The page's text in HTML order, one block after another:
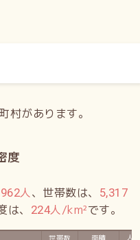
村があります。
度
人、世帯数は、 5,317
、 224人/km²です。
世帯数 面積 人